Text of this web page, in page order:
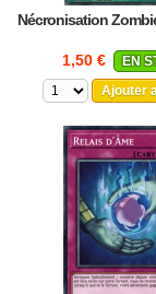
Nécronisation
1,50 €
EN
Ajouter